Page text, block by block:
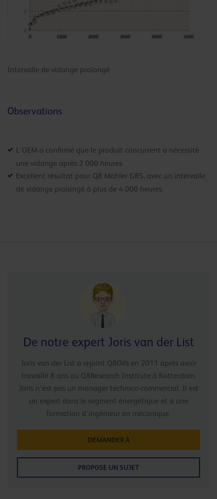
Intervalle de vidange prolongé
Observations
L’OEM a confirmé que le produit concurrent a nécessité
une vidange après 2 000 heures.
Excellent résultat pour Q8 Mahler GR5, avec un intervalle
de vidange prolongé à plus de 4 000 heures.
De notre expert Joris van der List
Joris van der List a rejoint Q8Oils en 2011 après avoir
travaillé 8 ans au Q8Research Institute à Rotterdam.
Joris n’est pas un manager technico-commercial. Il est
un expert dans le segment énergétique et a une
formation d’ingénieur en mécanique.
DEMANDER À
PROPOSE UN SUJET